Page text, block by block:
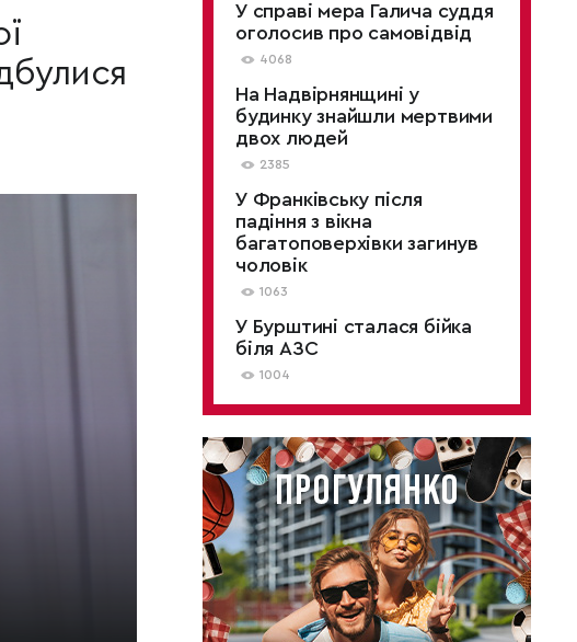
У справі мера Галича суддя
оголосив про самовідвід
4068
На Надвірнянщині у
будинку знайшли мертвими
двох людей
2385
У Франківську після
падіння з вікна
багатоповерхівки загинув
чоловік
1063
У Бурштині сталася бійка
біля АЗС
1004